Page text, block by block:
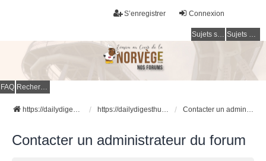
Connexion
S’enregistrer
Sujets sans réponse Sujets actifs
FAQ Rechercher
https://dailydigesthub.com https://dailydigesthub.com Contacter un administrateur du forum
Contacter un administrateur du forum